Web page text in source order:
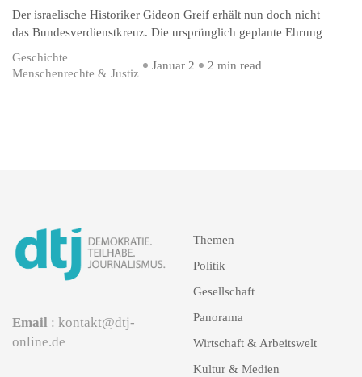
Der israelische Historiker Gideon Greif erhält nun doch nicht
das Bundesverdienstkreuz. Die ursprünglich geplante Ehrung
Geschichte
Menschenrechte & Justiz
Januar 2 2 min read
Email : kontakt@dtj-
online.de
Themen
Politik
Gesellschaft
Panorama
Wirtschaft & Arbeitswelt
Kultur & Medien